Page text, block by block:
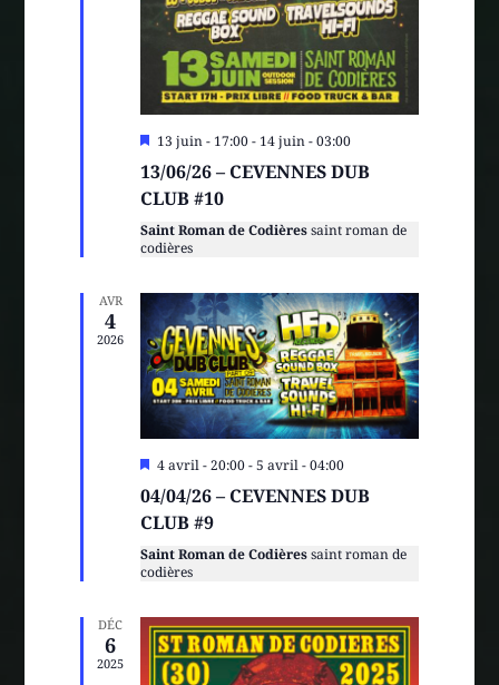
Mis
avant
13 juin - 17:00 - 14 juin - 03:00
13/06/26 – CEVENNES DUB
CLUB #10
Saint Roman de Codièressaint roman de
codières
AVR
4
2026
Mis
avant
4 avril - 20:00 -5 avril - 04:00
04/04/26 – CEVENNES DUB
CLUB #9
Saint Roman de Codièressaint roman de
codières
DÉC
6
2025